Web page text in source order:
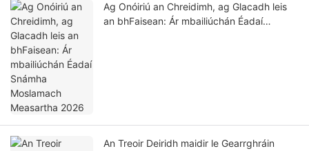
Ag Onóiriú an Chreidimh, ag Glacadh leis
an bhFaisean: Ár mbailiúchán Éadaí
An Treoir Deiridh maidir le Gearrghráin